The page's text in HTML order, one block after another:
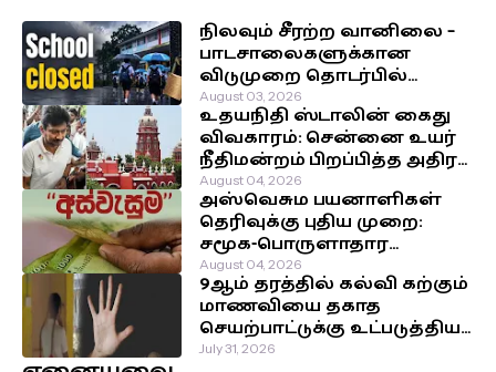
நிலவும் சீரற்ற வானிலை –
பாடசாலைகளுக்கான
விடுமுறை தொடர்பில்
வௌியான தகவல்!
August 03, 2026
உதயநிதி ஸ்டாலின் கைது
விவகாரம்: சென்னை உயர்
நீதிமன்றம் பிறப்பித்த அதிரடி
உத்தரவு!
August 04, 2026
அஸ்வெசும பயனாளிகள்
தெரிவுக்கு புதிய முறை:
சமூக-பொருளாதார
நிலைக்கு முன்னுரிமை!
August 04, 2026
9ஆம் தரத்தில் கல்வி கற்கும்
மாணவியை தகாத
செயற்பாட்டுக்கு உட்படுத்திய
சக மாணவர்கள்!
July 31, 2026